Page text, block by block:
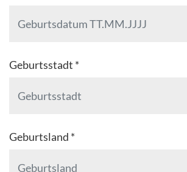
Geburtsstadt *
Geburtsland *